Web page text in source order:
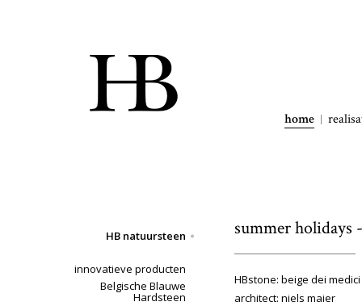
home
HB natuursteen
innovatieve producten
Belgische Blauwe
Hardsteen
summer holidays
HBstone: beige dei
architect: niels maier